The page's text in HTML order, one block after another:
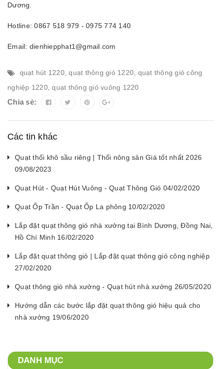
Dương.
Hotline: 0867 518 979 - 0975 774 140
Email: dienhiepphat1@gmail.com
quạt hút 1220,quạt thông gió 1220 quạt thông gió công
nghiệp 1220,quạt thông gió vuông 1220
Chia sẻ:
Các tin khác
Quạt thổi khô sầu riêng | Thổi nông sản Giá tốt nhất 2026
09/08/2023
Quạt Hút - Quạt Hút Vuông - Quạt Thông Gió 04/02/2020
Quạt Ốp Trần - Quạt Ốp La phông 10/02/2020
Lắp đặt quạt thông gió nhà xưởng tại Bình Dương, Đồng Nai,
Hồ Chí Minh 16/02/2020
Lắp đặt quạt thông gió | Lắp đặt quạt thông gió công nghiệp
27/02/2020
Quạt thông gió nhà xưởng - Quạt hút nhà xưởng 26/05/2020
Hướng dẫn các bước lắp đặt quạt thông gió hiệu quả cho
nhà xưởng 19/06/2020
DANH MỤC